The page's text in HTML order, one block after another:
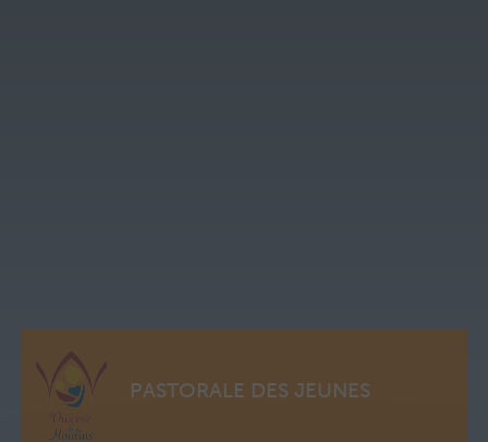
PASTORALE DES JEUNES